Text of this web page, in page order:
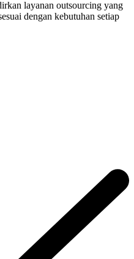
layanan outsourcing yang
dengan kebutuhan setiap